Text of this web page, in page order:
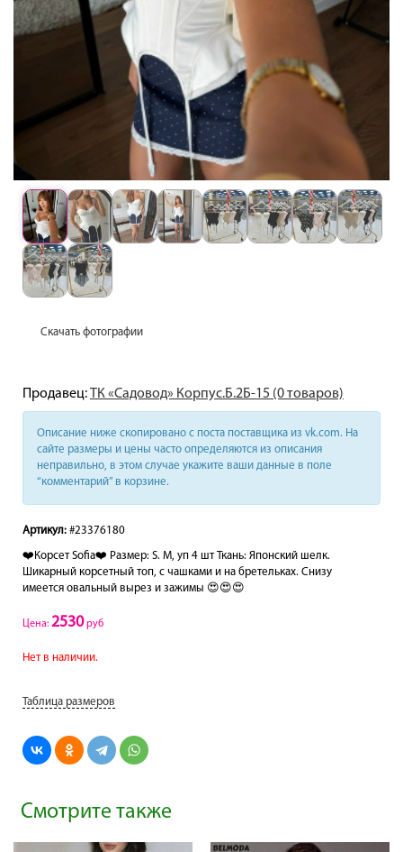
Скачать фотографии
Продавец:ТК «Садовод» Корпус.Б.2Б-15 (0 товаров)
Описание ниже скопировано с поста поставщика из vk.com. На
сайте размеры и цены часто определяются из описания
неправильно, в этом случае укажите ваши данные в поле
“комментарий” в корзине.
Артикул: #23376180
❤️Корсет Sofia❤️ Размер: S. M, yп 4 шт Ткань: Японский шелк.
Шикарный корсетный топ, с чашками и на бретельках. Снизу
имеется овальный вырез и зажимы 😍😍😍
Цена: 2530руб
Нет в наличии.
Таблица размеров
Смотрите также